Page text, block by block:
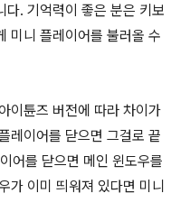
다. 기억력이 좋은 분은 키보
미니 플레이어를 불러올 수
이튠즈 버전에 따라 차이가
레이어를 닫으면 그걸로 끝
어를 닫으면 메인 윈도우를
가 이미 띄워져 있다면 미니